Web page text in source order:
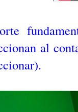
al